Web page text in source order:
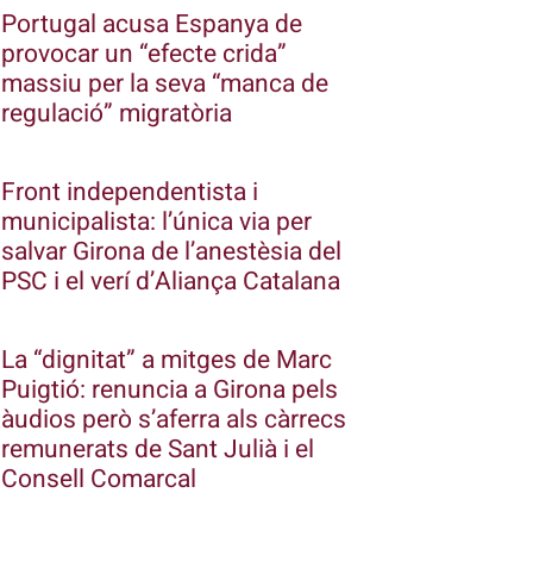
Portugal acusa Espanya de
provocar un “efecte crida”
massiu per la seva “manca de
regulació” migratòria
Front independentista i
municipalista: l’única via per
salvar Girona de l’anestèsia del
PSC i el verí d’Aliança Catalana
La “dignitat” a mitges de Marc
Puigtió: renuncia a Girona pels
àudios però s’aferra als càrrecs
remunerats de Sant Julià i el
Consell Comarcal